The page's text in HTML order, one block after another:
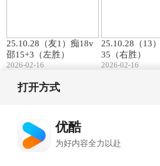
25.10.28（友1）痴18v
邵15+3（左胜）
2026-02-16
25.10.28（13
35（右胜）
2026-02-16
打开方式
优酷
为好内容全力以赴